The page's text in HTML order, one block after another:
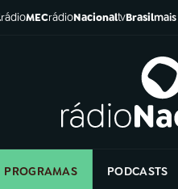
rádioMECrádioNacionaltvBrasilmais
PROGRAMAS PODCASTS